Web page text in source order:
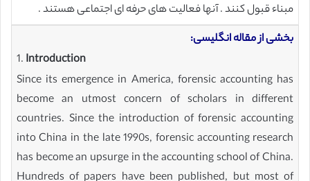
مبناء قبول کنند . آنها فعالیت های حرفه ای اجتماعی هستند .
بخشی از مقاله انگلیسی:
1. Introduction
Since its emergence in America, forensic accounting has
become an utmost concern of scholars in different
countries. Since the introduction of forensic accounting
into China in the late 1990s, forensic accounting research
has become an upsurge in the accounting school of China.
Hundreds of papers have been published, but most of